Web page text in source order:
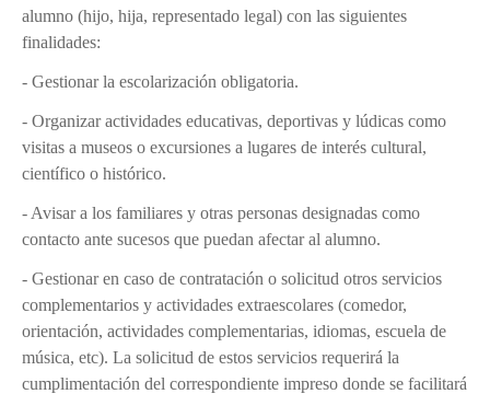
Enseñanza - Aprendizaje
Orientación Académica y Profesional
PASTORAL
Propuesta Pedagógica
Interioridad
Madre San Pascual
alumno (hijo, hija, representado legal) con las siguientes
finalidades:
- Gestionar la escolarización obligatoria.
- Organizar actividades educativas, deportivas y lúdicas como
visitas a museos o excursiones a lugares de interés cultural,
científico o histórico.
- Avisar a los familiares y otras personas designadas como
contacto ante sucesos que puedan afectar al alumno.
- Gestionar en caso de contratación o solicitud otros servicios
complementarios y actividades extraescolares (comedor,
orientación, actividades complementarias, idiomas, escuela de
música, etc). La solicitud de estos servicios requerirá la
cumplimentación del correspondiente impreso donde se facilitará